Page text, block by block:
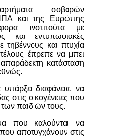
σοβαρών
και της Ευρώπης
ινστιτούτα με
και εντυπωσιακές
τηβέννους και πτυχία
έπρεπε να μπει
κατάσταση
διαφάνεια, να
στις οικογένειες που
παιδιών τους.
που καλούνται να
αποτυγχάνουν στις